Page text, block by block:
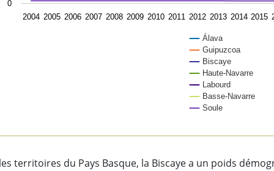
Álava
Guipuzcoa
Biscaye
Haute-Navarre
Labourd
Basse-Navarre
Soule
2004 2005 2006 2007 2008 2009 2010 2011 2012 2013 2014 2015
0
territoires du Pays Basque, la Biscaye a un poids